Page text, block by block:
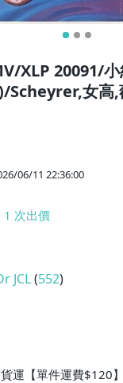
XLP 20091/
Scheyrer,女高,
06/11 22:36:00
1 次出價
JCL(552)
運【單件運費$120